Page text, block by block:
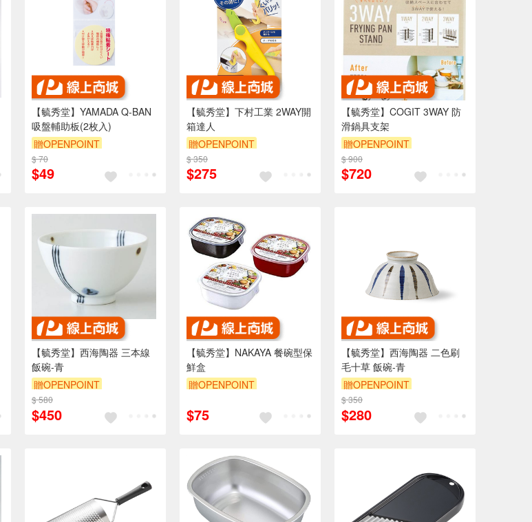
【毓秀堂】YAMADA Q-BAN
吸盤輔助板(2枚入)
贈OPENPOINT
$ 70
$49
【毓秀堂】下村工業 2WAY開
箱達人
贈OPENPOINT
$ 350
$275
【毓秀堂】COGIT 3WAY 防
滑鍋具支架
贈OPENPOINT
$ 900
$720
【毓秀堂】西海陶器 三本線
飯碗-青
贈OPENPOINT
$ 580
$450
【毓秀堂】NAKAYA 餐碗型保
鮮盒
贈OPENPOINT
$75
【毓秀堂】西海陶器 二色刷
毛十草 飯碗-青
贈OPENPOINT
$ 350
$280